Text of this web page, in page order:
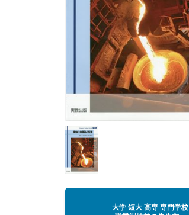
大学 短大 高専 専門学校